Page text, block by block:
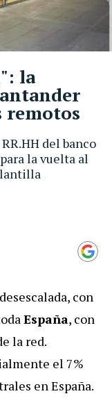
del banco
la vuelta al
la
remotos
con
España, con
la red.
el 7%
en España.